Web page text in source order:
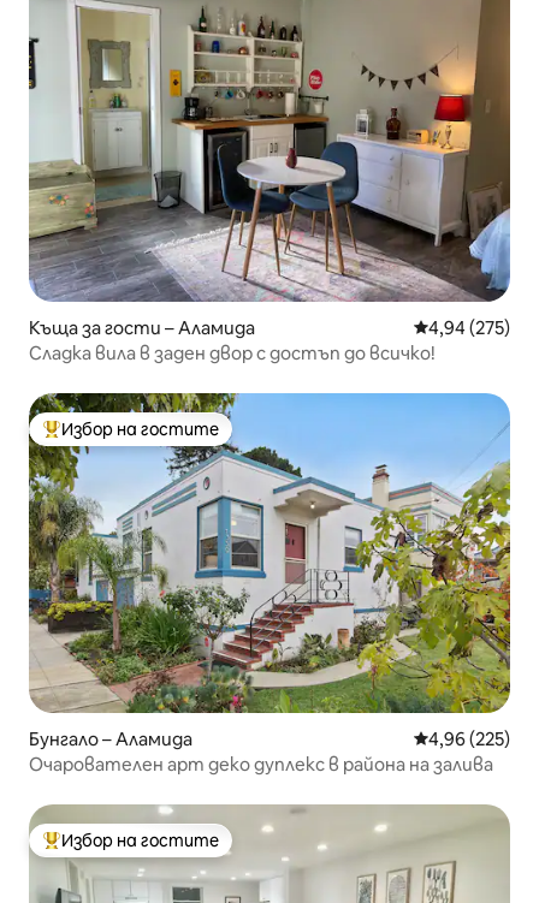
Къща за гости – Аламида Средна
4,94 (275)
Сладка вила в заден двор с достъп до всичко!
Най-популярен избор на гостите
Избор на гостите
Бунгало – Аламида Средна
4,96 (225)
Очарователен арт деко дуплекс в района на залива
Най-популярен избор на гостите
Избор на гостите